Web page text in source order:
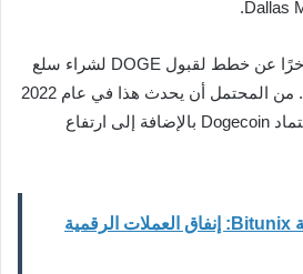
أعلن رئيس شركة تسلا مؤخرًا عن خطط لقبول DOGE لشراء سلع
شركة السيارات الكهربائية. من المحتمل أن يحدث هذا في عام 2022
وسيكون محركًا رئيسيًا لاعتماد Dogecoin بالإضافة إلى ارتفاع
إطلاق بطاقة Bitunix: إنفاق العملات الرقمية